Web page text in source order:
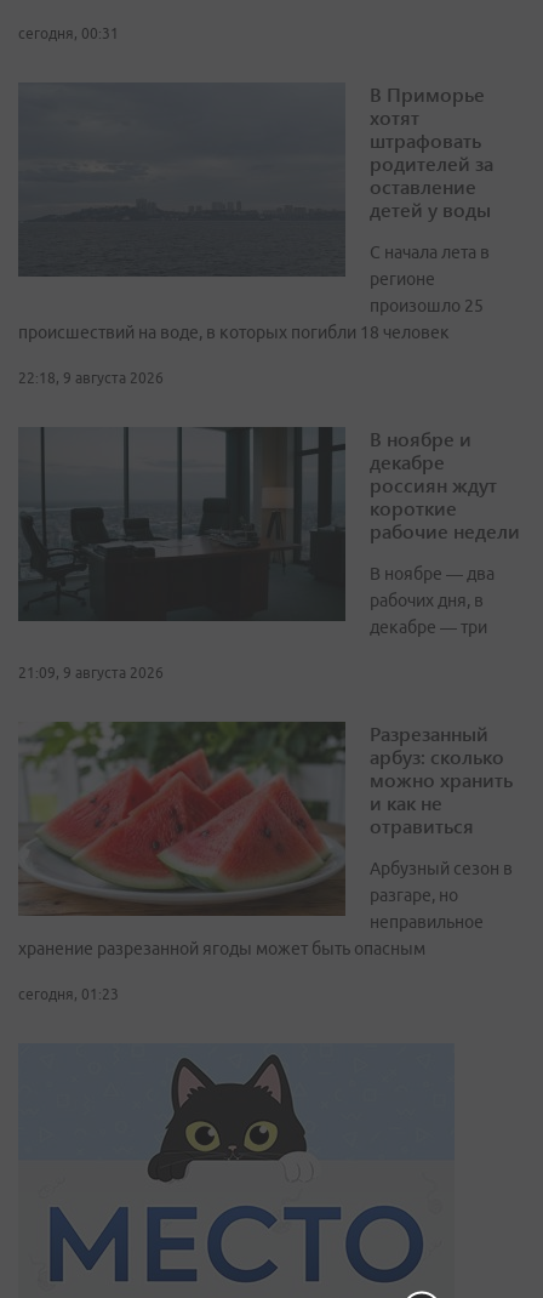
сегодня, 00:31
В Приморье
хотят
штрафовать
родителей за
оставление
детей у воды
С начала лета в
регионе
произошло 25
происшествий на воде, в которых погибли 18 человек
22:18, 9 августа 2026
В ноябре и
декабре
россиян ждут
короткие
рабочие недели
В ноябре — два
рабочих дня, в
декабре — три
21:09, 9 августа 2026
Разрезанный
арбуз: сколько
можно хранить
и как не
отравиться
Арбузный сезон в
разгаре, но
неправильное
хранение разрезанной ягоды может быть опасным
сегодня, 01:23